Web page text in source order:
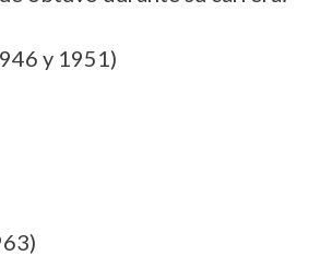
y 1951)